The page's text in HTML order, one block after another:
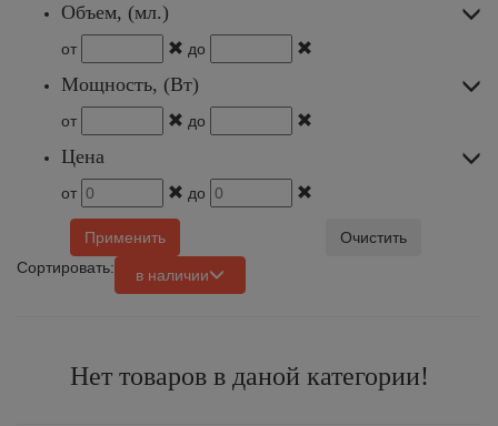
Объем, (мл.)
от до
Мощность, (Вт)
от до
Цена
от до
Применить
Очистить
Сортировать:
в наличии
Нет товаров в даной категории!